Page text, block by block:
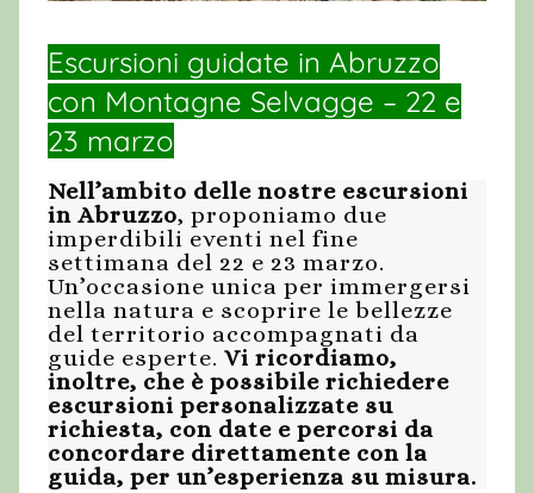
Escursioni guidate in Abruzzo
con Montagne Selvagge – 22 e
23 marzo
Nell’ambito delle nostre escursioni
in Abruzzo, proponiamo due
imperdibili eventi nel fine
settimana del 22 e 23 marzo.
Un’occasione unica per immergersi
nella natura e scoprire le bellezze
del territorio accompagnati da
guide esperte. Vi ricordiamo,
inoltre, che è possibile richiedere
escursioni personalizzate su
richiesta, con date e percorsi da
concordare direttamente con la
guida, per un’esperienza su misura.